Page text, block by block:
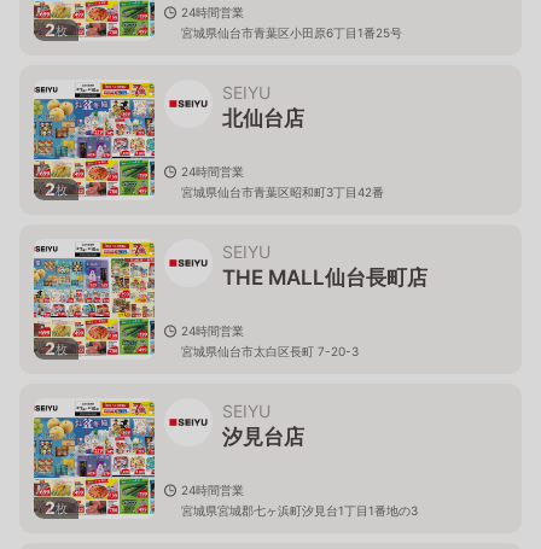
2枚
24時間営業
宮城県仙台市青葉区小田原6丁目1番25号
2枚
SEIYU
北仙台店
24時間営業
宮城県仙台市青葉区昭和町3丁目42番
2枚
SEIYU
THE MALL仙台長町店
24時間営業
宮城県仙台市太白区長町 7-20-3
2枚
SEIYU
汐見台店
24時間営業
宮城県宮城郡七ヶ浜町汐見台1丁目1番地の3